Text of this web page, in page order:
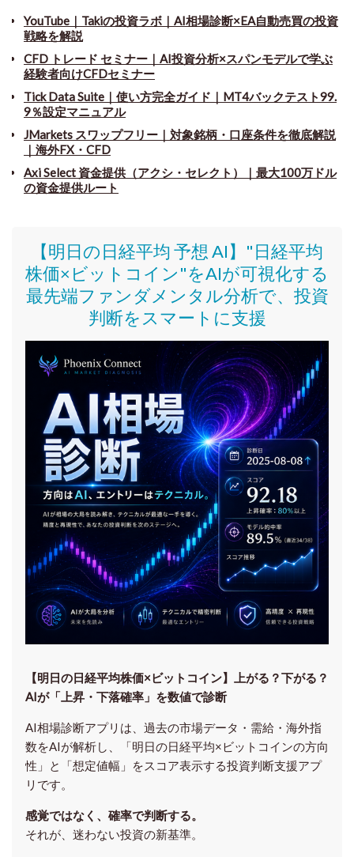
YouTube｜Takiの投資ラボ｜AI相場診断×EA自動売買の投資
戦略を解説
CFD トレード セミナー ｜ AI投資分析×スパンモデルで学ぶ
経験者向けCFDセミナー
Tick Data Suite ｜ 使い方完全ガイド｜MT4バックテスト99.
9％設定マニュアル
JMarkets スワップフリー ｜ 対象銘柄・口座条件を徹底解説
｜海外FX・CFD
Axi Select 資金提供（アクシ・セレクト）｜最大100万ドル
の資金提供ルート
【明日の日経平均 予想 AI】"日経平均
株価×ビットコイン"をAIが可視化する
最先端ファンダメンタル分析で、投資
判断をスマートに支援
【明日の⽇経平均株価×ビットコイン】上がる？下がる？
AIが「上昇・下落確率」を数値で診断
AI相場診断アプリは、過去の市場データ・需給・海外指
数をAIが解析し、「明日の日経平均×ビットコインの方向
性」と「想定値幅」をスコア表示する投資判断支援アプ
リです。
感覚ではなく、確率で判断する。
それが、迷わない投資の新基準。